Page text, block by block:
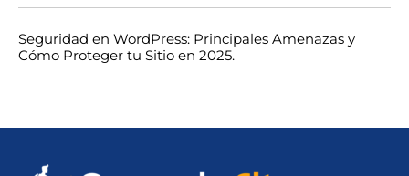
Seguridad en WordPress: Principales Amenazas y
Cómo Proteger tu Sitio en 2025.